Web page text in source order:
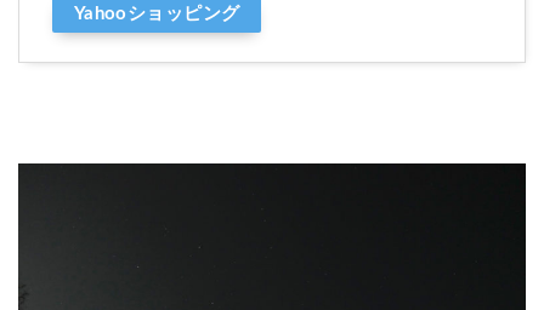
Yahooショッピング